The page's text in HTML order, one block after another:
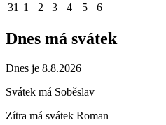
31 1 2 3 4 5 6
Dnes má svátek
Dnes je 8.8.2026
Svátek má Soběslav
Zítra má svátek Roman